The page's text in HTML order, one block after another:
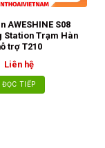
AWESHINE S08
Station Trạm Hàn
trợ T210
Liên hệ
ĐỌC TIẾP